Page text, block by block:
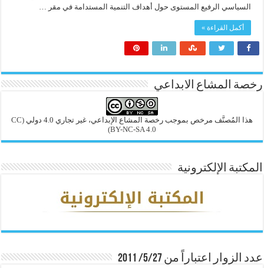
السياسي الرفيع المستوى حول أهداف التنمية المستدامة في مقر …
أكمل القراءة »
رخصة المشاع الابداعي
هذا المُصنَّف مرخص بموجب رخصة المشاع الإبداعي، غير تجاري 4.0 دولي
(CC
BY-NC-SA 4.0)
المكتبة الإلكترونية
عدد الزوار اعتباراً من 5/27/ 2011